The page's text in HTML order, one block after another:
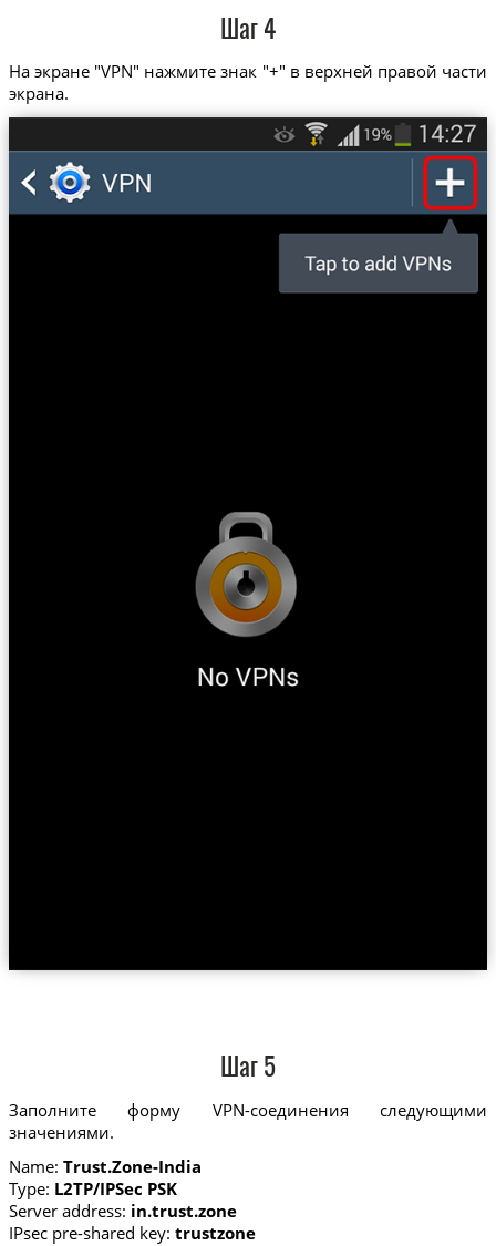
Шаг 4
На экране "VPN" нажмите знак "+" в верхней правой части
экрана.
Шаг 5
Заполните форму VPN-соединения следующими
значениями.
Name: Trust.Zone-India
Type: L2TP/IPSec PSK
Server address: in.trust.zone
IPsec pre-shared key: trustzone